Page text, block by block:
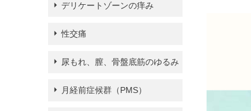
デリケートゾーンの痒み
性交痛
尿もれ、膣、骨盤底筋のゆるみ
月経前症候群（PMS）